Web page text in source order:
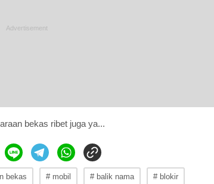
bekas ribet juga ya...
bekas # mobil # balik nama # blokir